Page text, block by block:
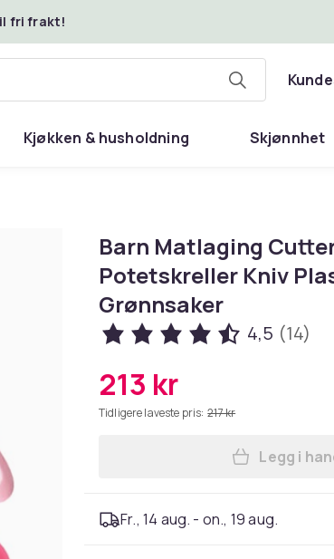
fri frakt!
Kjøkken & husholdning Skjønnhet
Barn Matlaging
Potetskreller Kniv
Grønnsaker
4,5 (14)
213 kr
Tidligere laveste pris: 217 kr
Legg i
Fr., 14 aug. - on., 19 aug.